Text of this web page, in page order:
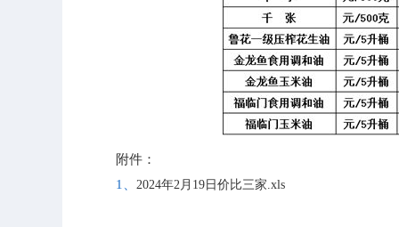
附件：
1、 2024年2月19日价比三家.xls